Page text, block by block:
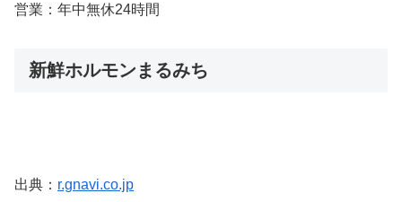
営業：年中無休24時間
新鮮ホルモンまるみち
出典： r.gnavi.co.jp